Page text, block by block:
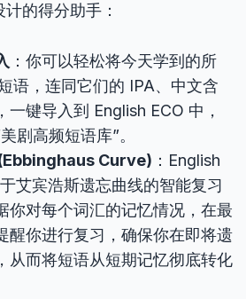
的得分助手：
：你可以轻松将今天学到的所
语，连同它们的 IPA、中文含
一键导入到 English ECO 中，
剧高频短语库”。
Curve) ：English
艾宾浩斯遗忘曲线的智能复习
你对每个词汇的记忆情况，在最
醒你进行复习，确保你在即将遗
从而将短语从短期记忆彻底转化